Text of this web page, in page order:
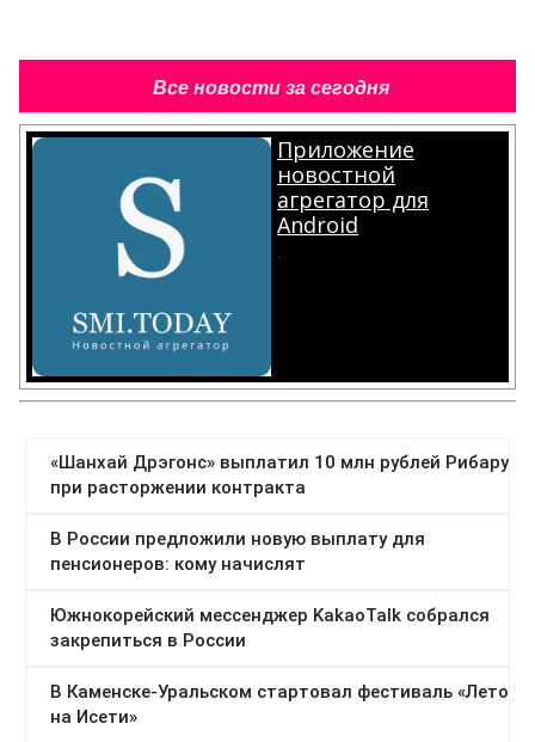
Все новости за сегодня
Приложение
новостной
агрегатор для
Android
.